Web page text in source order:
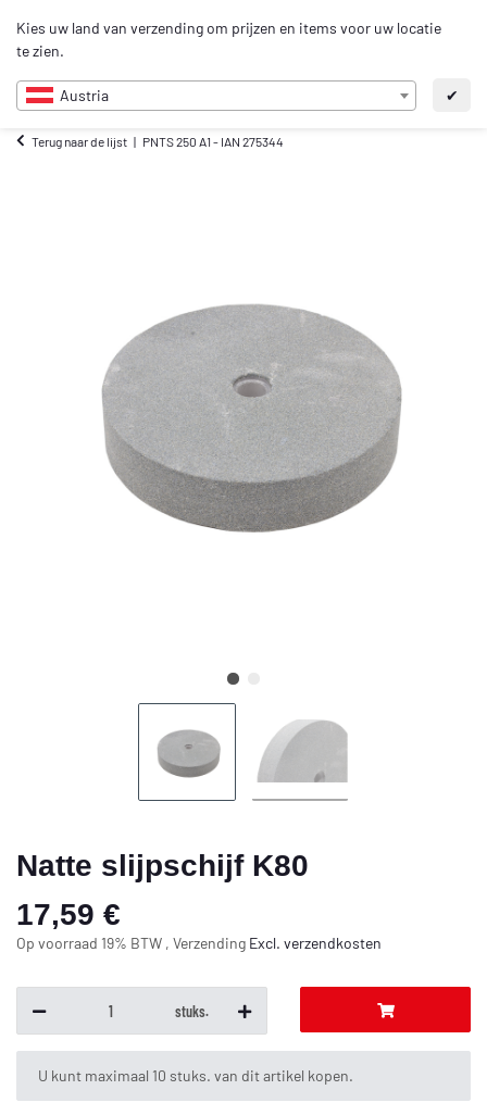
Kies uw land van verzending om prijzen en items voor uw locatie
te zien.
Austria ✔
NL
Terug naar de lijst PNTS 250 A1 - IAN 275344
Natte slijpschijf K80
17,59 €
Op voorraad 19% BTW , Verzending Excl. verzendkosten
stuks.
xU kunt maximaal 10 stuks. van dit artikel kopen.